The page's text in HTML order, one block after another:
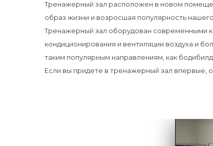
Тренажерный зал расположен в новом
образ жизни и возросшая популярность
Тренажерный зал оборудован современными
кондиционирования и вентиляции воздуха и
таким популярным направлениям, как
Если вы придете в тренажерный зал впервые,